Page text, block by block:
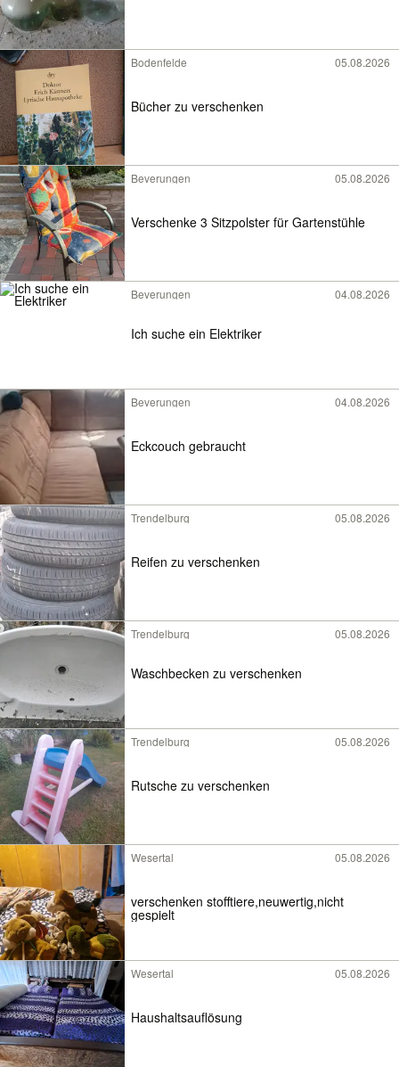
Bodenfelde 05.08.2026
Bücher zu verschenken
Beverungen 05.08.2026
Verschenke 3 Sitzpolster für Gartenstühle
Beverungen 04.08.2026
Ich suche ein Elektriker
Beverungen 04.08.2026
Eckcouch gebraucht
Trendelburg 05.08.2026
Reifen zu verschenken
Trendelburg 05.08.2026
Waschbecken zu verschenken
Trendelburg 05.08.2026
Rutsche zu verschenken
Wesertal 05.08.2026
verschenken stofftiere,neuwertig,nicht
gespielt
Wesertal 05.08.2026
Haushaltsauflösung